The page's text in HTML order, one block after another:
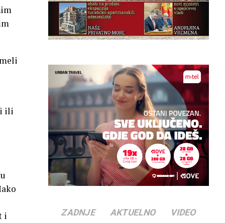
ili
i
ZADNJE AKTUELNO VIDEO